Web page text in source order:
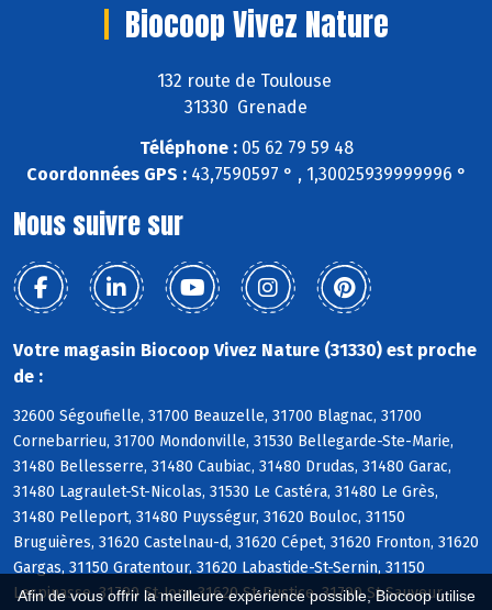
Afin de vous offrir la meilleure expérience possible, Biocoop utilise
Biocoop Vivez Nature
132 route de Toulouse
31330 Grenade
Téléphone :05 62 79 59 48
Coordonnées GPS :43,7590597 ° , 1,30025939999996 °
Nous suivre sur
Votre magasin Biocoop Vivez Nature (31330) est proche
de :
32600 Ségoufielle, 31700 Beauzelle, 31700 Blagnac, 31700
Cornebarrieu, 31700 Mondonville, 31530 Bellegarde-Ste-Marie,
31480 Bellesserre, 31480 Caubiac, 31480 Drudas, 31480 Garac,
31480 Lagraulet-St-Nicolas, 31530 Le Castéra, 31480 Le Grès,
31480 Pelleport, 31480 Puysségur, 31620 Bouloc, 31150
Bruguières, 31620 Castelnau-d, 31620 Cépet, 31620 Fronton, 31620
Gargas, 31150 Gratentour, 31620 Labastide-St-Sernin, 31150
Lespinasse, 31790 St-Jory, 31620 St-Rustice, 31790 St-Sauveur,